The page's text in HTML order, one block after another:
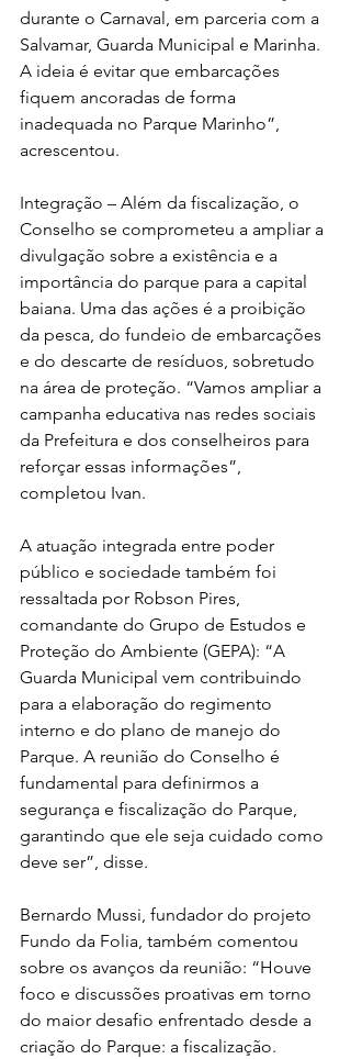
durante o Carnaval, em parceria com a
Salvamar, Guarda Municipal e Marinha.
A ideia é evitar que embarcações
fiquem ancoradas de forma
inadequada no Parque Marinho”,
acrescentou.
Integração – Além da fiscalização, o
Conselho se comprometeu a ampliar a
divulgação sobre a existência e a
importância do parque para a capital
baiana. Uma das ações é a proibição
da pesca, do fundeio de embarcações
e do descarte de resíduos, sobretudo
na área de proteção. “Vamos ampliar a
campanha educativa nas redes sociais
da Prefeitura e dos conselheiros para
reforçar essas informações”,
completou Ivan.
A atuação integrada entre poder
público e sociedade também foi
ressaltada por Robson Pires,
comandante do Grupo de Estudos e
Proteção do Ambiente (GEPA): “A
Guarda Municipal vem contribuindo
para a elaboração do regimento
interno e do plano de manejo do
Parque. A reunião do Conselho é
fundamental para definirmos a
segurança e fiscalização do Parque,
garantindo que ele seja cuidado como
deve ser”, disse.
Bernardo Mussi, fundador do projeto
Fundo da Folia, também comentou
sobre os avanços da reunião: “Houve
foco e discussões proativas em torno
do maior desafio enfrentado desde a
criação do Parque: a fiscalização.